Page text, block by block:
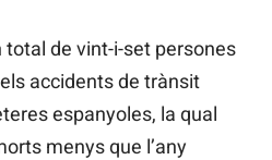
total de vint-i-set persones
accidents de trànsit
espanyoles, la qual
menys que l’any